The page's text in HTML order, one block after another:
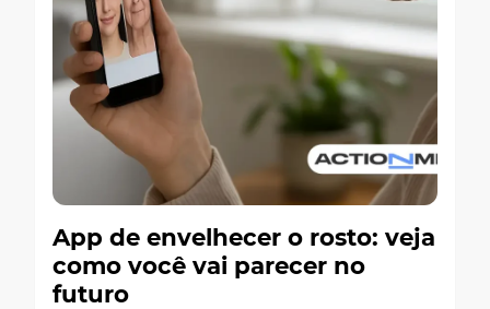
App de envelhecer o rosto: veja
como você vai parecer no
futuro